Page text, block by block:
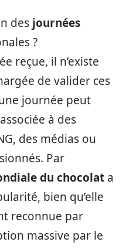
des journées
?
reçue, il n’existe
de valider ces
journée peut
à des
des médias ou
Par
du chocolat a
bien qu’elle
reconnue par
massive par le